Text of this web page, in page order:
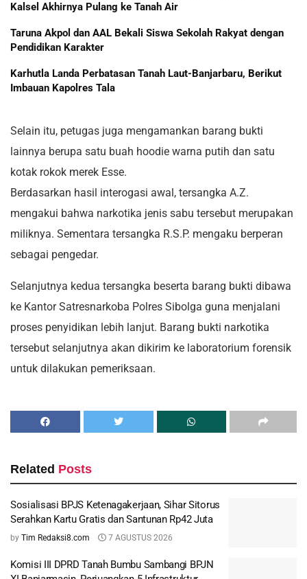
Kalsel Akhirnya Pulang ke Tanah Air
Taruna Akpol dan AAL Bekali Siswa Sekolah Rakyat dengan
Pendidikan Karakter
Karhutla Landa Perbatasan Tanah Laut-Banjarbaru, Berikut
Imbauan Kapolres Tala
Selain itu, petugas juga mengamankan barang bukti
lainnya berupa satu buah hoodie warna putih dan satu
kotak rokok merek Esse.
Berdasarkan hasil interogasi awal, tersangka A.Z.
mengakui bahwa narkotika jenis sabu tersebut merupakan
miliknya. Sementara tersangka R.S.P. mengaku berperan
sebagai pengedar.
Selanjutnya kedua tersangka beserta barang bukti dibawa
ke Kantor Satresnarkoba Polres Sibolga guna menjalani
proses penyidikan lebih lanjut. Barang bukti narkotika
tersebut selanjutnya akan dikirim ke laboratorium forensik
untuk dilakukan pemeriksaan.
Related Posts
Sosialisasi BPJS Ketenagakerjaan, Sihar Sitorus
Serahkan Kartu Gratis dan Santunan Rp42 Juta
by Tim Redaksi8.com 7 AGUSTUS 2026
Komisi III DPRD Tanah Bumbu Sambangi BPJN